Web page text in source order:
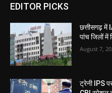
EDITOR PICKS
छत्तीसगढ़ में
पांच जिलों में
August 7,
ट्रेनी IPS